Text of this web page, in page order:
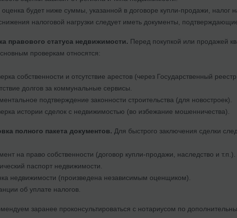
оценка будет ниже суммы, указанной в договоре купли-продажи, налог
налоговой нагрузки следует иметь документы,
правового статуса недвижимости. Перед покупкой или продажей
проверкам относятся:
собственности и отсутствие арестов (через Государственный
долгов за коммунальные сервисы.
подтверждение законности строительства (для новостроек).
истории сделок с недвижимостью (во избежание мошенничества).
полного пакета документов. Для быстрого заключения сделки
на право собственности (договор купли-продажи, наследство и т.п.).
паспорт недвижимости.
недвижимости (произведена независимым оценщиком).
об уплате налогов.
заранее проконсультироваться с нотариусом по